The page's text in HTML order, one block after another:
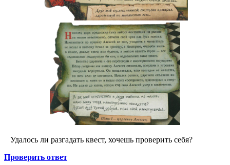
Удалось ли разгадать квест, хочешь проверить себя?
Проверить ответ